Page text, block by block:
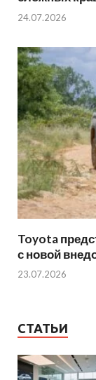
24.07.2026
Toyota
с новой
23.07.2026
СТАТЬИ